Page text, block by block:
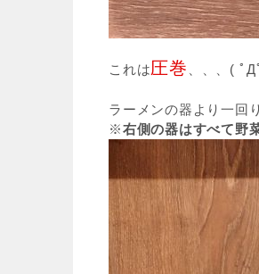
これは圧巻 、、、( ﾟД
ラーメンの器より一回
※右側の器はすべて野